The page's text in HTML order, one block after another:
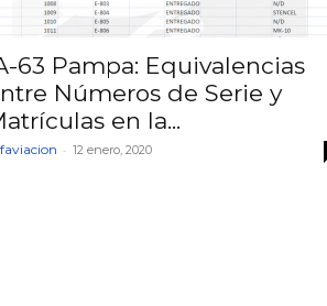
63 Pampa: Equivalencias
Números de Serie y
en la...
- 12 enero, 2020